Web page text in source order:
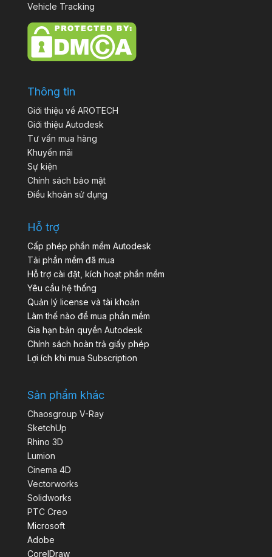
Vehicle Tracking
Thông tin
Giới thiệu về AROTECH
Giới thiệu Autodesk
Tư vấn mua hàng
Khuyến mãi
Sự kiện
Chính sách bảo mật
Điều khoản sử dụng
Hỗ trợ
Cấp phép phần mềm Autodesk
Tải phần mềm đã mua
Hỗ trợ cài đặt, kích hoạt phần mềm
Yêu cầu hệ thống
Quản lý license và tài khoản
Làm thế nào để mua phần mềm
Gia hạn bản quyền Autodesk
Chính sách hoàn trả giấy phép
Lợi ích khi mua Subscription
Sản phẩm khác
Chaosgroup V-Ray
SketchUp
Rhino 3D
Lumion
Cinema 4D
Vectorworks
Solidworks
PTC Creo
Microsoft
Adobe
CorelDraw